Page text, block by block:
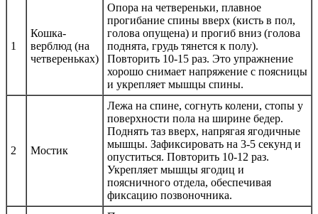
1
Кошка-
верблюд (на
четвереньках)
Опора на четвереньки, плавное
прогибание спины вверх (кисть в пол,
голова опущена) и прогиб вниз (голова
поднята, грудь тянется к полу).
Повторить 10-15 раз. Это упражнение
хорошо снимает напряжение с поясницы
и укрепляет мышцы спины.
2 Мостик
Лежа на спине, согнуть колени, стопы у
поверхности пола на ширине бедер.
Поднять таз вверх, напрягая ягодичные
мышцы. Зафиксировать на 3-5 секунд и
опуститься. Повторить 10-12 раз.
Укрепляет мышцы ягодиц и
поясничного отдела, обеспечивая
фиксацию позвоночника.